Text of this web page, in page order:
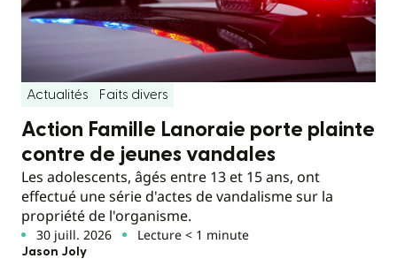
Actualités Faits divers
Action Famille Lanoraie porte plainte
contre de jeunes vandales
Les adolescents, âgés entre 13 et 15 ans, ont
effectué une série d'actes de vandalisme sur la
propriété de l'organisme.
30 juill. 2026 Lecture < 1 minute
Jason Joly